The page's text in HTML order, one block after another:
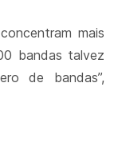
mais
bandas talvez
de bandas”,